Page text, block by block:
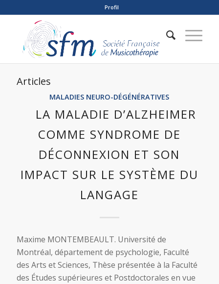
Profil
Articles
MALADIES NEURO-DÉGÉNÉRATIVES
LA MALADIE D’ALZHEIMER
COMME SYNDROME DE
DÉCONNEXION ET SON
IMPACT SUR LE SYSTÈME DU
LANGAGE
Maxime MONTEMBEAULT. Université de
Montréal, département de psychologie, Faculté
des Arts et Sciences, Thèse présentée à la Faculté
des Études supérieures et Postdoctorales en vue